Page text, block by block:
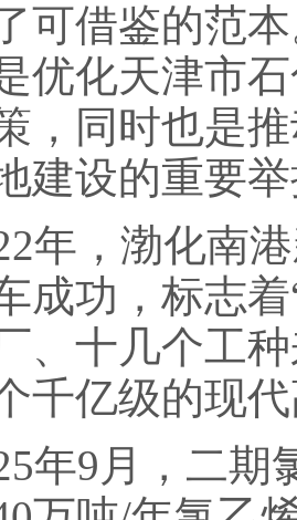
可借鉴的范
优化天津市
，同时也是
建设的重要
，渤化南港
成功，标志
、十几个工
千亿级的现
9月，二期氯